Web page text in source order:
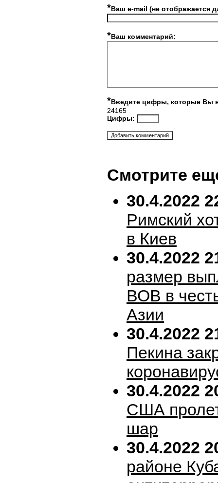
*Ваш e-mail (не отображается
*Ваш комментарий:
*Введите цифры, которые Вы
24165
Цифры:
Смотрите
30.4.2022
Римский
в Киев
30.4.2022
размер
ВОВ в
Азии
30.4.2022
Пекина
30.4.2022
США
шар
30.4.2022
районе